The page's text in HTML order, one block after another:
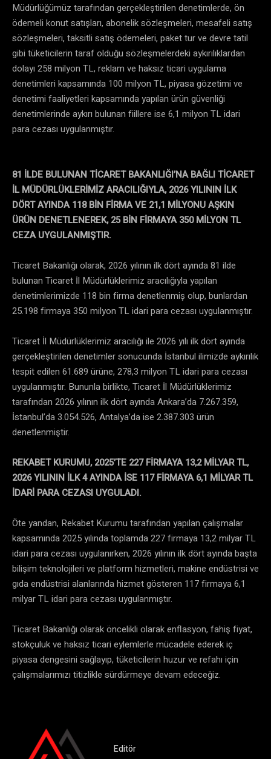
Müdürlüğümüz tarafından gerçekleştirilen denetimlerde, ön
ödemeli konut satışları, abonelik sözleşmeleri, mesafeli satış
sözleşmeleri, taksitli satış ödemeleri, paket tur ve devre tatil
gibi tüketicilerin taraf olduğu sözleşmelerdeki aykırılıklardan
dolayı 258 milyon TL, reklam ve haksız ticari uygulama
denetimleri kapsamında 100 milyon TL, piyasa gözetimi ve
denetimi faaliyetleri kapsamında yapılan ürün güvenliği
denetimlerinde aykırı bulunan fiillere ise 6,1 milyon TL idari
para cezası uygulanmıştır.
81 İLDE BULUNAN TİCARET BAKANLIĞI’NA BAĞLI TİCARET
İL MÜDÜRLÜKLERİMİZ ARACILIĞIYLA, 2026 YILININ İLK
DÖRT AYINDA 118 BİN FİRMA VE 21,1 MİLYONU AŞKIN
ÜRÜN DENETLENEREK, 25 BİN FİRMAYA 350 MİLYON TL
CEZA UYGULANMIŞTIR.
Ticaret Bakanlığı olarak, 2026 yılının ilk dört ayında 81 ilde
bulunan Ticaret İl Müdürlüklerimiz aracılığıyla yapılan
denetimlerimizde 118 bin firma denetlenmiş olup, bunlardan
25.198 firmaya 350 milyon TL idari para cezası uygulanmıştır.
Ticaret İl Müdürlüklerimiz aracılığı ile 2026 yılı ilk dört ayında
gerçekleştirilen denetimler sonucunda İstanbul ilimizde aykırılık
tespit edilen 61.689 ürüne, 278,3 milyon TL idari para cezası
uygulanmıştır. Bununla birlikte, Ticaret İl Müdürlüklerimiz
tarafından 2026 yılının ilk dört ayında Ankara’da 7.267.359,
İstanbul’da 3.054.526, Antalya’da ise 2.387.303 ürün
denetlenmiştir.
REKABET KURUMU, 2025’TE 227 FİRMAYA 13,2 MİLYAR TL,
2026 YILININ İLK 4 AYINDA İSE 117 FİRMAYA 6,1 MİLYAR TL
İDARİ PARA CEZASI UYGULADI.
Öte yandan, Rekabet Kurumu tarafından yapılan çalışmalar
kapsamında 2025 yılında toplamda 227 firmaya 13,2 milyar TL
idari para cezası uygulanırken, 2026 yılının ilk dört ayında başta
bilişim teknolojileri ve platform hizmetleri, makine endüstrisi ve
gıda endüstrisi alanlarında hizmet gösteren 117 firmaya 6,1
milyar TL idari para cezası uygulanmıştır.
Ticaret Bakanlığı olarak öncelikli olarak enflasyon, fahiş fiyat,
stokçuluk ve haksız ticari eylemlerle mücadele ederek iç
piyasa dengesini sağlayıp, tüketicilerin huzur ve refahı için
çalışmalarımızı titizlikle sürdürmeye devam edeceğiz.
Editör